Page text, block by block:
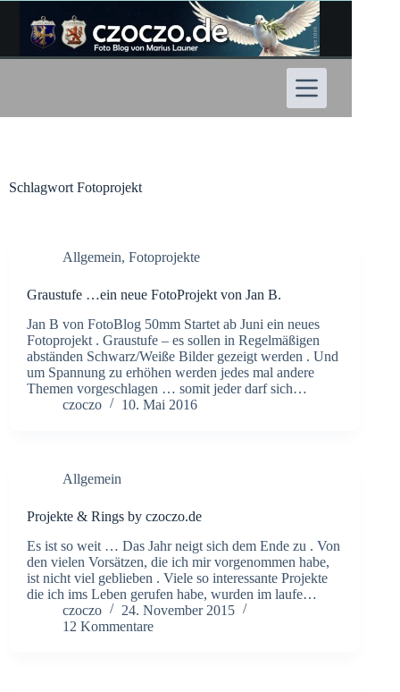
Inhalt
springen
Schlagwort Fotoprojekt
Allgemein, Fotoprojekte
Graustufe …ein neue FotoProjekt von Jan B.
Jan B von FotoBlog 50mm Startet ab Juni ein neues
Fotoprojekt . Graustufe – es sollen in Regelmäßigen
abständen Schwarz/Weiße Bilder gezeigt werden . Und
um Spannung zu erhöhen werden jedes mal andere
Themen vorgeschlagen … somit jeder darf sich…
czoczo
10. Mai 2016
Allgemein
Projekte & Rings by czoczo.de
Es ist so weit … Das Jahr neigt sich dem Ende zu . Von
den vielen Vorsätzen, die ich mir vorgenommen habe,
ist nicht viel geblieben . Viele so interessante Projekte
die ich ims Leben gerufen habe, wurden im laufe…
czoczo
24. November 2015
12 Kommentare